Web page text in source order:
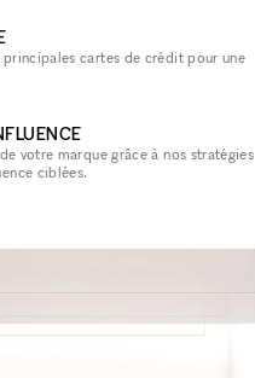
cartes de crédit pour une
votre marque grâce à nos stratégies
ciblées.